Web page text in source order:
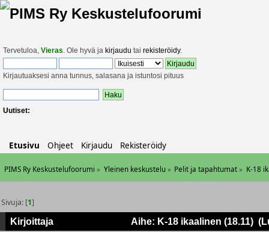
Tervetuloa, Vieras. Ole hyvä ja kirjaudu tai rekisteröidy.
Kirjautuaksesi anna tunnus, salasana ja istuntosi pituus
Uutiset:
Etusivu Ohjeet Kirjaudu Rekisteröidy
PIMS Ry Keskustelufoorumi » Yleinen keskustelu» Pelit ja tapahtumat » K-18
Sivuja: [1]
Kirjoittaja Aihe: K-18 ikaalinen (18.11)